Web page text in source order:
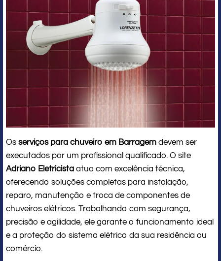
Os serviços para chuveiro em Barragem devem ser
executados por um profissional qualificado. O site
Adriano Eletricista atua com excelência técnica,
oferecendo soluções completas para instalação,
reparo, manutenção e troca de componentes de
chuveiros elétricos. Trabalhando com segurança,
precisão e agilidade, ele garante o funcionamento ideal
e a proteção do sistema elétrico da sua residência ou
comércio.